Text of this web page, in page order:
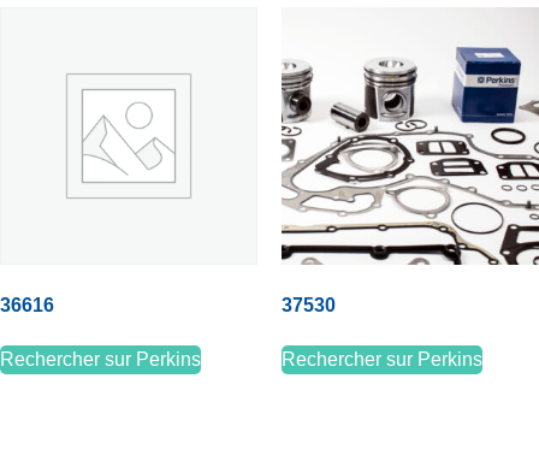
36616
Rechercher sur Perkins
37530
Rechercher sur Perkins